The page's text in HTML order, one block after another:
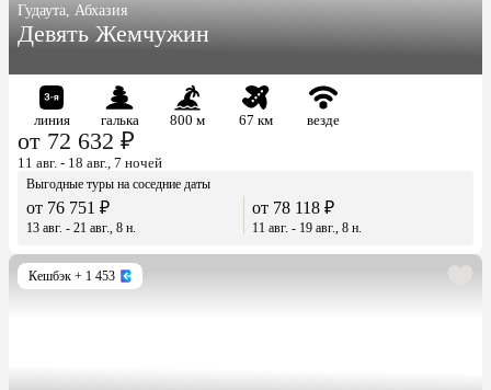
Гудаута, Абхазия
Девять Жемчужин
линия галька 800 м 67 км везде
от 72 632 ₽
11 авг. - 18 авг., 7 ночей
Выгодные туры на соседние даты
от 76 751 ₽
13 авг. - 21 авг., 8 н.
от 78 118 ₽
11 авг. - 19 авг., 8 н.
Кешбэк + 1 453